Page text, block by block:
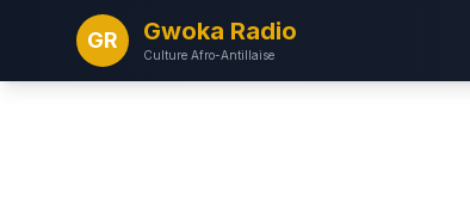
GR Gwoka Radio
Culture Afro-Antillaise